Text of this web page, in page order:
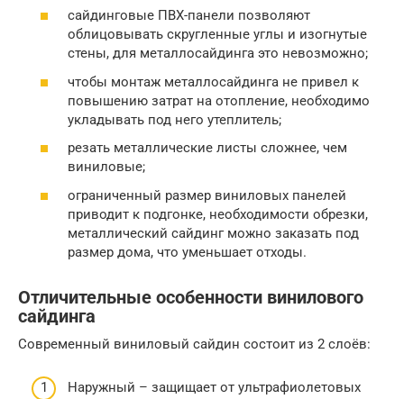
сайдинговые ПВХ-панели позволяют
облицовывать скругленные углы и изогнутые
стены, для металлосайдинга это невозможно;
чтобы монтаж металлосайдинга не привел к
повышению затрат на отопление, необходимо
укладывать под него утеплитель;
резать металлические листы сложнее, чем
виниловые;
ограниченный размер виниловых панелей
приводит к подгонке, необходимости обрезки,
металлический сайдинг можно заказать под
размер дома, что уменьшает отходы.
Отличительные особенности винилового
сайдинга
Современный виниловый сайдин состоит из 2 слоёв:
Наружный – защищает от ультрафиолетовых